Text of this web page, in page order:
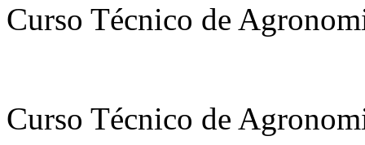
Curso Técnico de
Curso Técnico de